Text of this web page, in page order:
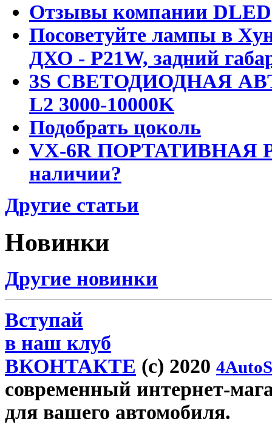
Отзывы компании DLED
Посоветуйте лампы в
ДХО - P21W, задний
3S СВЕТОДИОДНАЯ
L2 3000-10000K
Подобрать цоколь
VX-6R ПОРТАТИВНАЯ
наличии?
Другие статьи
Новинки
Другие новинки
Вступай
в наш клуб
ВКОНТАКТЕ (c) 2020
современный интернет-
для вашего автомобиля.